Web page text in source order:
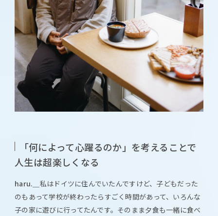
「何によって心躍るのか」を考えることで
人生は超楽しくなる
haru.＿ 私はドイツに住んでいたんですけど、子どもだった
のもあって学校が終わったらすごく時間があって、いろんな
子の家に遊びに行ってたんです。そのまま夕食も一緒に食べ